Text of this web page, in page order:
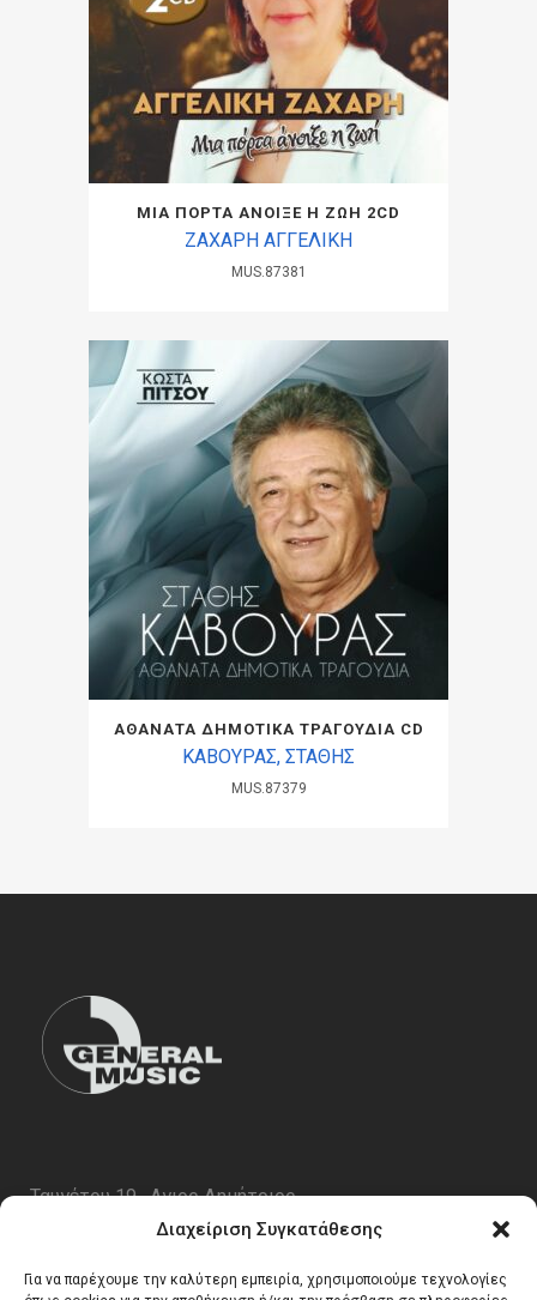
Διαχείριση Συγκατάθεσης
Για να παρέχουμε την καλύτερη εμπειρία, χρησιμοποιούμε τεχνολογίες
ΜΙΑ ΠΟΡΤΑ ΑΝΟΙΞΕ Η ΖΩΗ 2CD
ΖΑΧΑΡΗ ΑΓΓΕΛΙΚΗ
MUS.87381
ΑΘΑΝΑΤΑ ΔΗΜΟΤΙΚΑ ΤΡΑΓΟΥΔΙΑ CD
ΚΑΒΟΥΡΑΣ, ΣΤΑΘΗΣ
MUS.87379
Ταυγέτου 19 , Αγιος Δημήτριος
email:info@generalmusic.gr